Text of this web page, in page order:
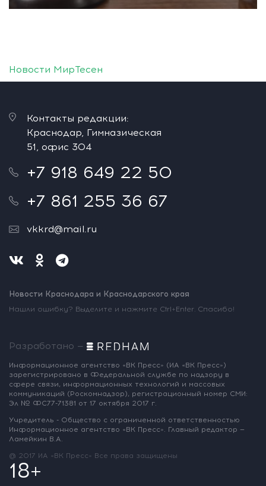
Новости МирТесен
Контакты редакции:
Краснодар, Гимназическая
51, офис 304
+7 918 649 22 50
+7 861 255 36 67
vkkrd@mail.ru
Новости Краснодара и Краснодарского края
Нашли ошибку? Выделите и нажмите Ctrl+Enter. Спасибо!
Разработано —
Информационное агентство «ВК Пресс» (ИА «ВК Пресс»)
зарегистрировано в Федеральной службе по надзору в
сфере связи, информационных технологий и массовых
коммуникаций (Роскомнадзор), регистрационный номер СМИ:
Эл № ФС77-71381 от 17 октября 2017 г.
Учредитель - Общество с ограниченной ответственностью
Информационное агентство «ВК Пресс». Главный редактор —
Ламейкин В.А.
@ 2017 ИА «ВК Пресс» Все права защищены
18+